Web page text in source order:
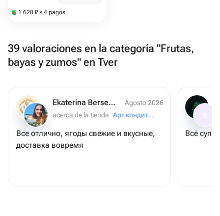
1 628 ₽ × 4 pagos
39 valoraciones en la categoría "Frutas,
bayas y zumos" en Tver
Ekaterina Berseneva
Agosto 2026
acerca de la tienda
Арт кондитер
Все отлично, ягоды свежие и вкусные,
доставка вовремя
Всё